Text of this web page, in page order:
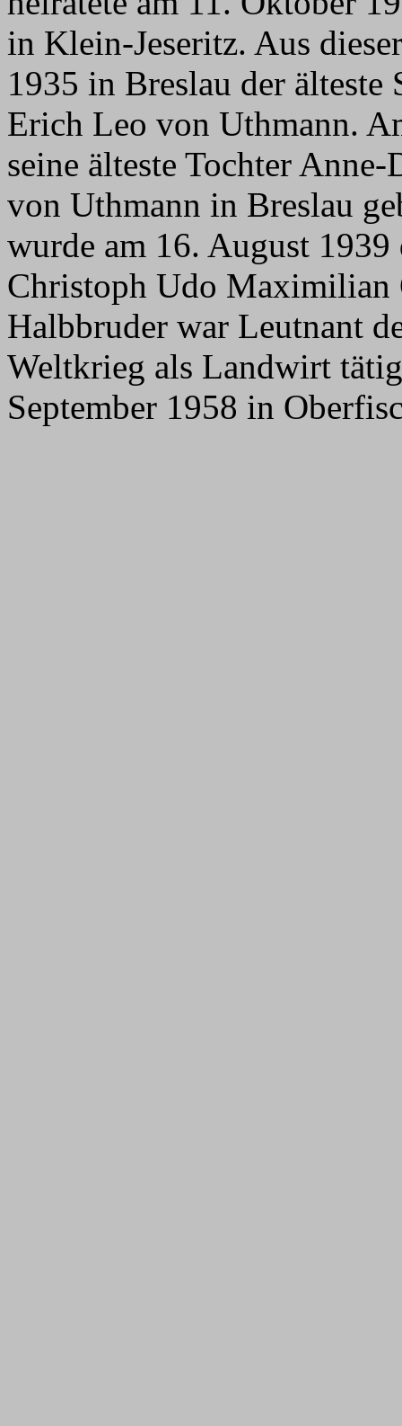
in Klein-Jeseritz. Aus
1935 in Breslau der älteste
Erich Leo von Uthmann.
seine älteste Tochter
von Uthmann in Breslau
wurde am 16. August
Christoph Udo Maximilian
Halbbruder war Leutnant
Weltkrieg als Landwirt
September 1958 in